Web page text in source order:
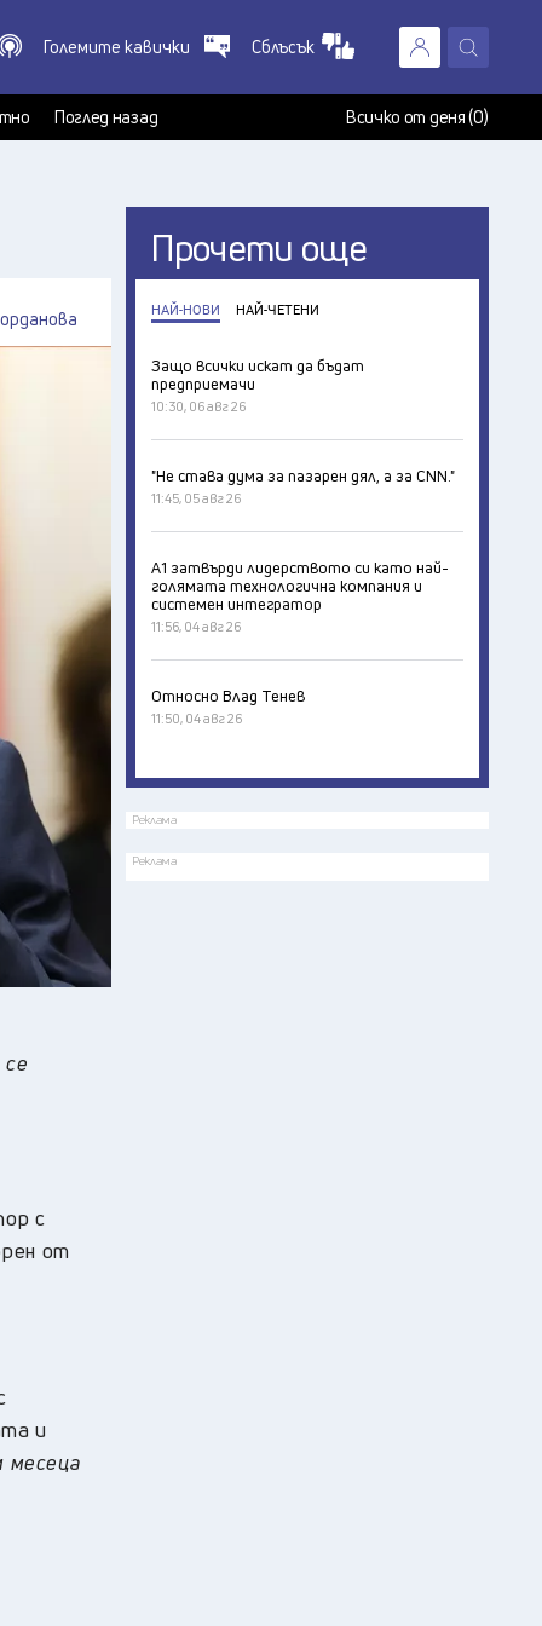
X
Големите кавички Сблъсък
Поглед назад Всичко от деня (0)
с
от
и
месеца
Прочети още
НАЙ-НОВИ НАЙ-ЧЕТЕНИ
Защо всички искат да бъдат
предприемачи
10:30, 06 авг 26
"Не става дума за пазарен дял, а за CNN."
11:45, 05 авг 26
А1 затвърди лидерството си като най-
голямата технологична компания и
системен интегратор
11:56, 04 авг 26
Относно Влад Тенев
11:50, 04 авг 26
Реклама
Реклама